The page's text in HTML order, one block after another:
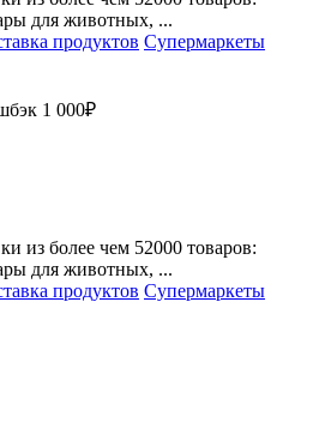
для животных, ...
продуктов Супермаркеты
1 000₽
из более чем 52000 товаров:
для животных, ...
продуктов Супермаркеты